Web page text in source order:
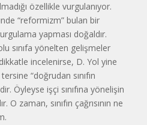
özellikle vurgulanıyor.
“reformizm” bulan bir
yapması doğaldır.
sınıfa yönelten gelişmeler
incelenirse, D. Yol yine
“doğrudan sınıfın
Öyleyse işçi sınıfına yönelişin
O zaman, sınıfın çağrısının ne